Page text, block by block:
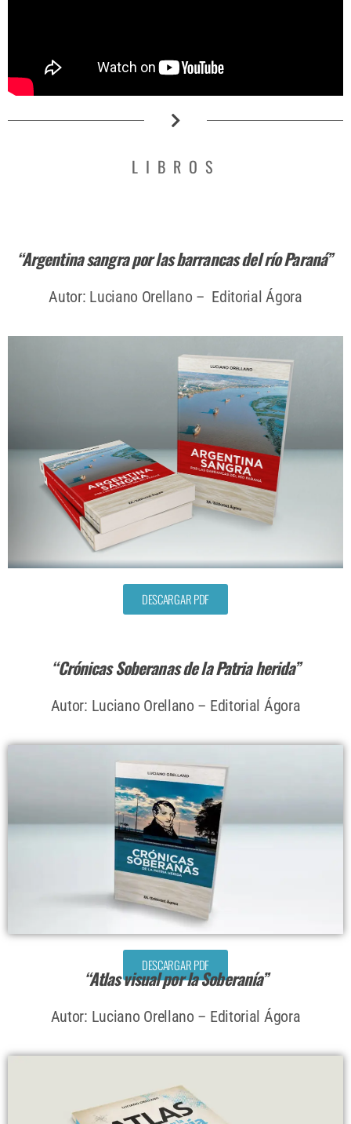
LIBROS
“Argentina sangra por las barrancas del río Paraná”
Autor: Luciano Orellano – Editorial Ágora
DESCARGAR PDF
“Crónicas Soberanas de la Patria herida”
Autor: Luciano Orellano – Editorial Ágora
DESCARGAR PDF
“Atlas visual por la Soberanía”
Autor: Luciano Orellano – Editorial Ágora